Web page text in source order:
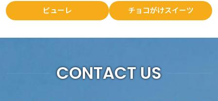
ピューレ チョコがけスイーツ
CONTACT US